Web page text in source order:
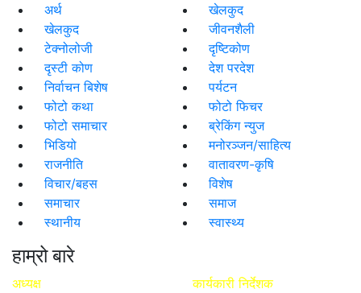
अर्थ
खेलकुद
खेलकुद
जीवनशैली
टेक्नोलोजी
दृष्टिकोण
दृस्टी कोण
देश परदेश
निर्वाचन बिशेष
पर्यटन
फोटो कथा
फोटो फिचर
फोटो समाचार
ब्रेकिंग न्युज
भिडियो
मनोरञ्जन/साहित्य
राजनीति
वातावरण-कृषि
विचार/बहस
विशेष
समाचार
समाज
स्थानीय
स्वास्थ्य
हाम्रो बारे
अध्यक्ष
कार्यकारी निर्देशक